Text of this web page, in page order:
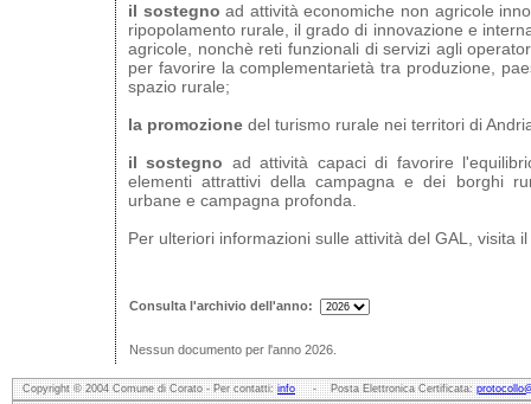
il sostegno ad attività economiche non agricole
ripopolamento rurale, il grado di innovazione e
agricole, nonchè reti funzionali di servizi agli
per favorire la complementarietà tra produzione,
spazio rurale;
la promozione del turismo rurale nei territori di
il sostegno ad attività capaci di favorire
elementi attrattivi della campagna e dei borghi
urbane e campagna profonda.
Per ulteriori informazioni sulle attività del GAL, visita
Consulta l'archivio dell'anno:
Nessun documento per l'anno 2026.
Copyright © 2004 Comune di Corato - Per contatti:info- Posta Elettronica Certificata: